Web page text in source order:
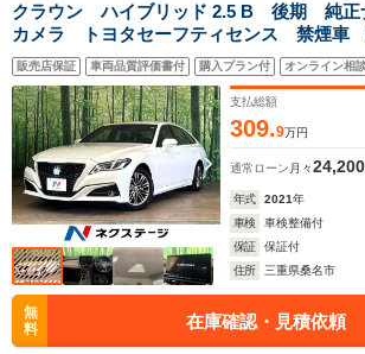
クラウン ハイブリッド 2.5 B 後期 純
カメラ トヨタセーフティセンス 禁煙車
生 コーナーセンサー LEDヘッド ETC
チアルミ オートハイビーム 車線逸脱警
販売店保証 車両品質評価書付 購入プラン付 オンライン相
支払総額
309.9万円
通常ローン 月々24,200
年式 2021年
車検
車検整備付
保証
保証付
住所
三重県桑名市
無
料
在庫確認・見積依頼